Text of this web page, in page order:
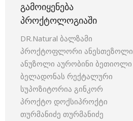
ᲒᲐᲛᲝᲘᲧᲔᲜᲔᲑᲐ
ᲞᲠᲝᲥᲢᲝᲚᲝᲒᲘᲐᲨᲘ
DR.Natural ბალზამი
პროქტოფლორი ანესთეზოლი
ანუზოლი აურობინი ბეთიოლი
ბელადონას რექტალური
სუპოზიტორია გინკორ
პროქტო დოქსიპროქტი
თურმანიძე თურმანიძე